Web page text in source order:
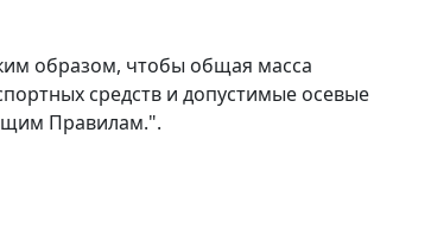
образом, чтобы общая масса
средств и допустимые осевые
Правилам.".